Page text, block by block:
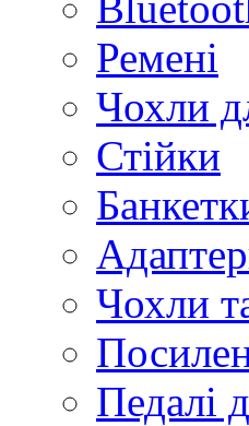
Ремені
Чохли
Стійки
Чохли
Педалі